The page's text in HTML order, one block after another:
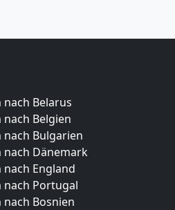
Belarus
Belgien
Bulgarien
Dänemark
England
nach Portugal
Bosnien